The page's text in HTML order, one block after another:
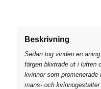
Beskrivning
Sedan tog vinden en
färgen blixtrade ut i luften
kvinnor som
mans- och